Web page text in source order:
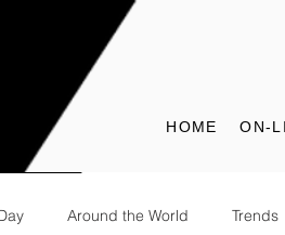
HOME ON-
Around the World Trends